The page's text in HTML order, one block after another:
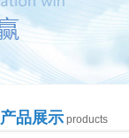
产品展示 products